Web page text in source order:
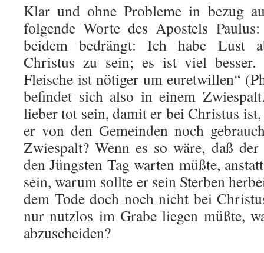
Klar und ohne Probleme in bezug
folgende Worte des Apostels
beidem bedrängt: Ich habe Lust
Christus zu sein; es ist viel
Fleische ist nötiger um euretwillen“
befindet sich also in einem
lieber tot sein, damit er bei Christus ist,
er von den Gemeinden noch
Zwiespalt? Wenn es so wäre, daß
den Jüngsten Tag warten müßte,
sein, warum sollte er sein Sterben
dem Tode doch noch nicht bei
nur nutzlos im Grabe liegen müßte,
abzuscheiden?